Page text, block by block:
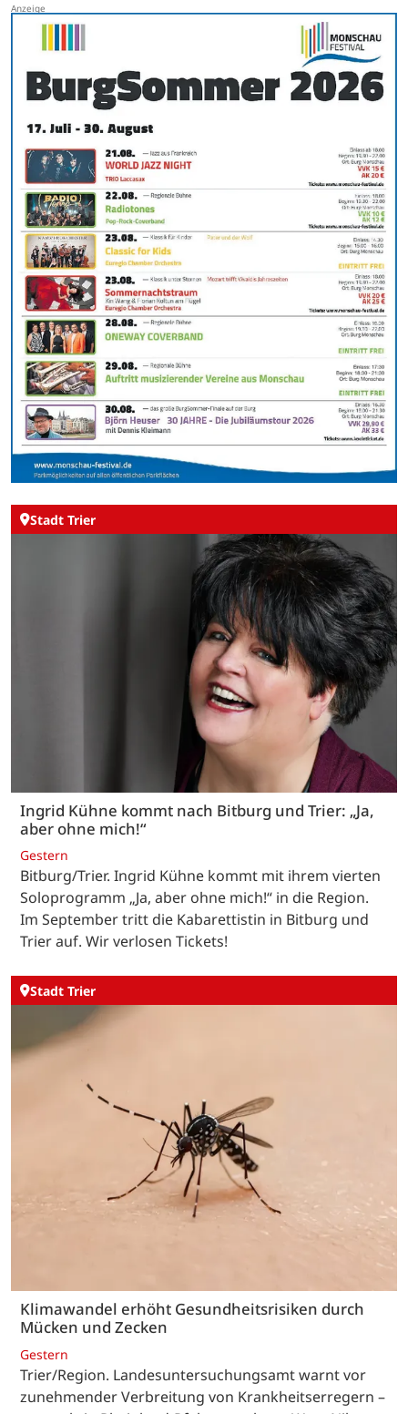
Stadt Trier
Ingrid Kühne kommt nach Bitburg und Trier: „Ja,
aber ohne mich!“
Gestern
Bitburg/Trier. Ingrid Kühne kommt mit ihrem vierten
Soloprogramm „Ja, aber ohne mich!“ in die Region.
Im September tritt die Kabarettistin in Bitburg und
Trier auf. Wir verlosen Tickets!
Stadt Trier
Klimawandel erhöht Gesundheitsrisiken durch
Mücken und Zecken
Gestern
Trier/Region. Landesuntersuchungsamt warnt vor
zunehmender Verbreitung von Krankheitserregern –